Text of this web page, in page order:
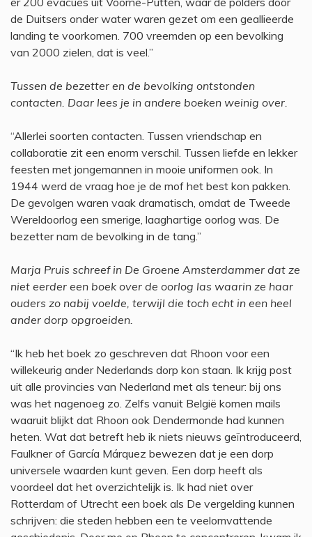
de Duitsers onder water waren gezet om een geallieerde
landing te voorkomen. 700 vreemden op een bevolking
van 2000 zielen, dat is veel.”
Tussen de bezetter en de bevolking ontstonden
contacten. Daar lees je in andere boeken weinig over.
“Allerlei soorten contacten. Tussen vriendschap en
collaboratie zit een enorm verschil. Tussen liefde en lekker
feesten met jongemannen in mooie uniformen ook. In
1944 werd de vraag hoe je de mof het best kon pakken.
De gevolgen waren vaak dramatisch, omdat de Tweede
Wereldoorlog een smerige, laaghartige oorlog was. De
bezetter nam de bevolking in de tang.”
Marja Pruis schreef in De Groene Amsterdammer dat ze
niet eerder een boek over de oorlog las waarin ze haar
ouders zo nabij voelde, terwijl die toch echt in een heel
ander dorp opgroeiden.
“Ik heb het boek zo geschreven dat Rhoon voor een
willekeurig ander Nederlands dorp kon staan. Ik krijg post
uit alle provincies van Nederland met als teneur: bij ons
was het nagenoeg zo. Zelfs vanuit België komen mails
waaruit blijkt dat Rhoon ook Dendermonde had kunnen
heten. Wat dat betreft heb ik niets nieuws geïntroduceerd,
Faulkner of García Márquez bewezen dat je een dorp
universele waarden kunt geven. Een dorp heeft als
voordeel dat het overzichtelijk is. Ik had niet over
Rotterdam of Utrecht een boek als De vergelding kunnen
schrijven: die steden hebben een te veelomvattende